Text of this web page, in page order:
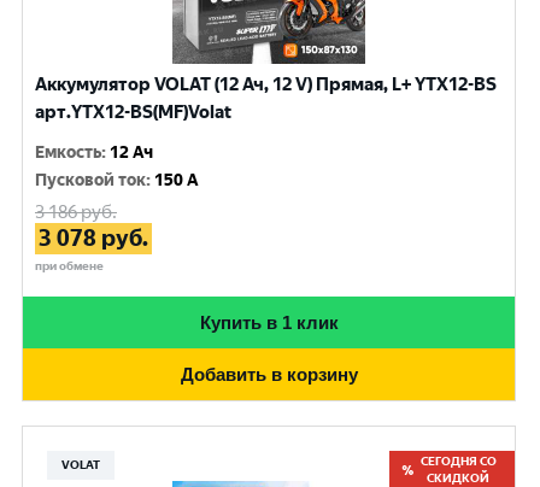
Аккумулятор VOLAT (12 Ач, 12 V) Прямая, L+ YTX12-BS
арт.YTX12-BS(MF)Volat
Емкость: 12 Ач
Пусковой ток: 150 A
3 186руб.
3 078 руб.
при обмене
Купить в 1 клик
Добавить в корзину
VOLAT
СЕГОДНЯ СО
СКИДКОЙ